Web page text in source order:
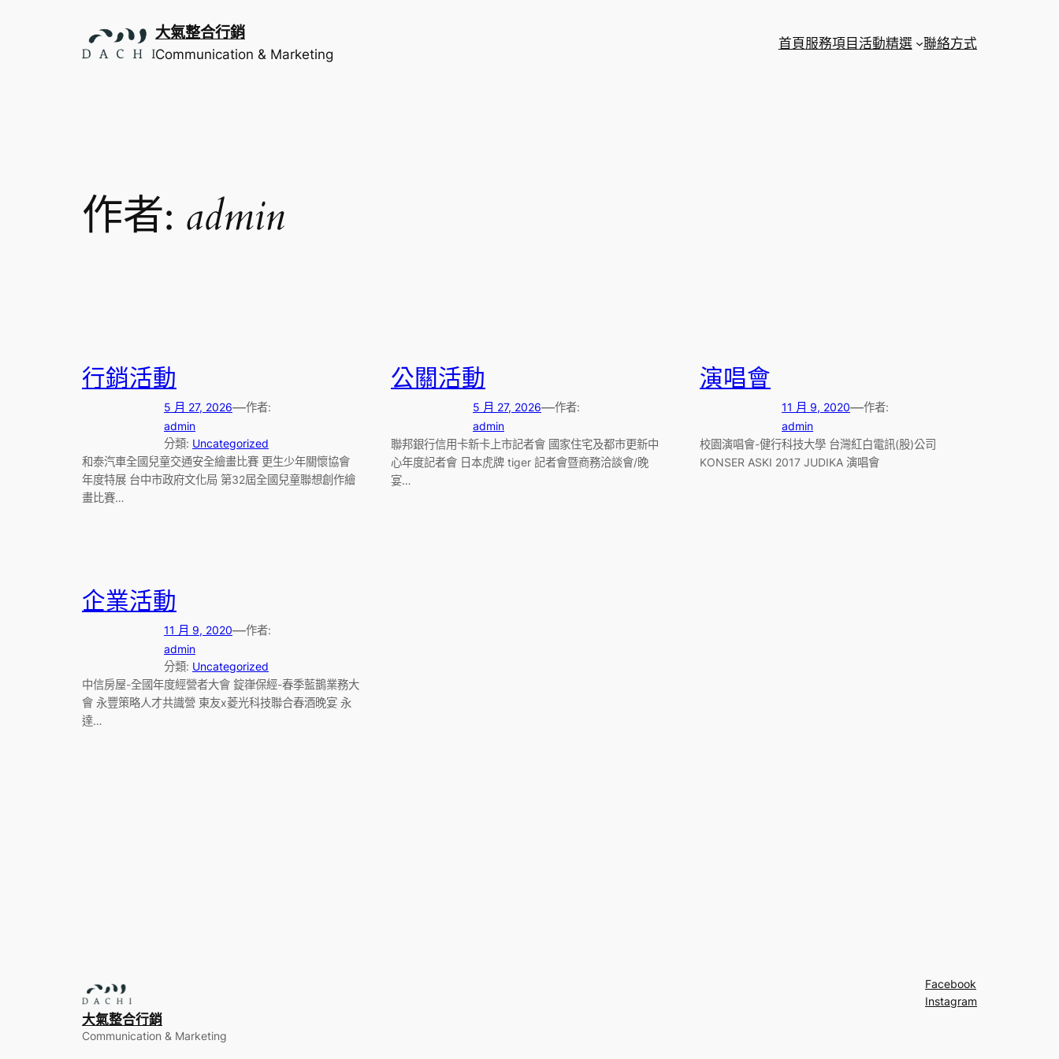
大氣整合行銷
Communication & Marketing
首頁服務項目 活動精選 聯絡方式
作者: admin
行銷活動
5 月 27, 2026—作者:
admin
分類: Uncategorized
和泰汽車全國兒童交通安全繪畫比賽 更生少年關懷協會
年度特展 台中市政府文化局 第32屆全國兒童聯想創作繪
畫比賽…
公關活動
5 月 27, 2026—作者:
admin
聯邦銀行信用卡新卡上市記者會 國家住宅及都市更新中
心年度記者會 日本虎牌 tiger 記者會暨商務洽談會/晚
宴…
演唱會
11 月 9, 2020—作者:
admin
校園演唱會-健行科技大學 台灣紅白電訊(股)公司
KONSER ASKI 2017 JUDIKA 演唱會
企業活動
11 月 9, 2020—作者:
admin
分類: Uncategorized
中信房屋-全國年度經營者大會 錠嵂保經-春季藍鵲業務大
會 永豐策略人才共識營 東友x菱光科技聯合春酒晚宴 永
達…
大氣整合行銷
Communication & Marketing
Facebook
Instagram